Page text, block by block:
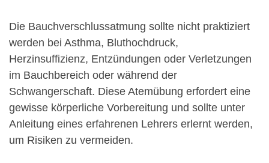
Die Bauchverschlussatmung sollte nicht praktiziert
werden bei Asthma, Bluthochdruck,
Herzinsuffizienz, Entzündungen oder Verletzungen
im Bauchbereich oder während der
Schwangerschaft. Diese Atemübung erfordert eine
gewisse körperliche Vorbereitung und sollte unter
Anleitung eines erfahrenen Lehrers erlernt werden,
um Risiken zu vermeiden.